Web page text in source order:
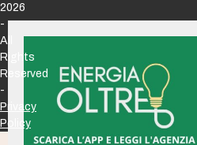
2026
-
All
Rights
Reserved
-
Privacy
Policy